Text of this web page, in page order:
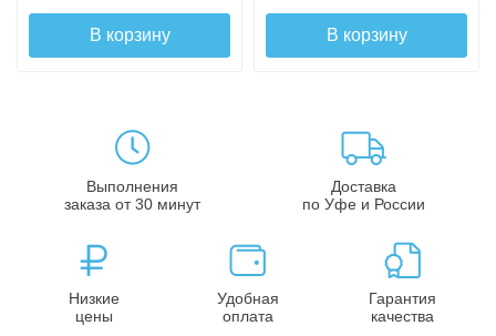
В корзину В корзину
Выполнения
заказа от 30 минут
Доставка
по Уфе и России
Низкие
цены
Удобная
оплата
Гарантия
качества